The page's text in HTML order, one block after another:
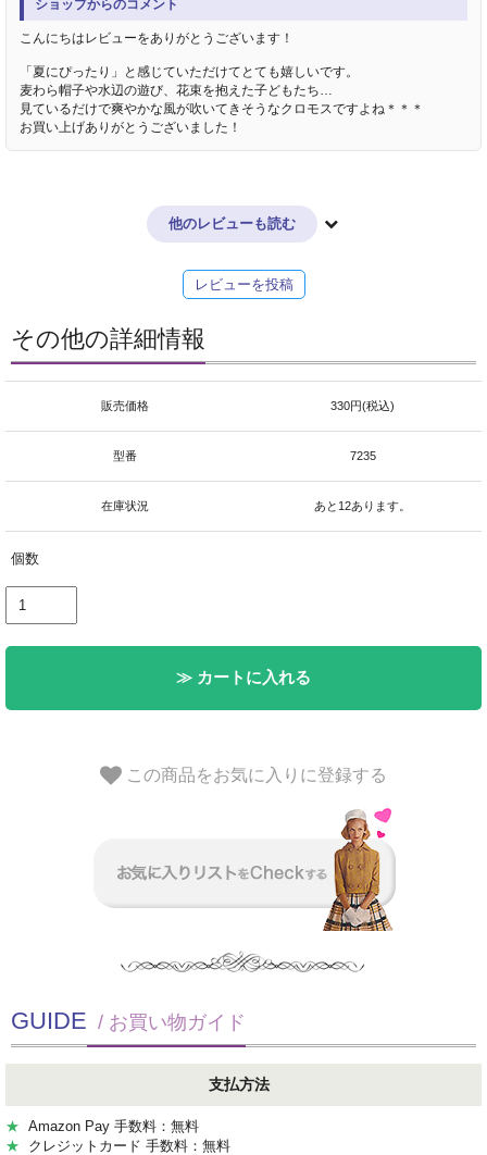
ショップからのコメント
こんにちはレビューをありがとうございます！
「夏にぴったり」と感じていただけてとても嬉しいです。
麦わら帽子や水辺の遊び、花束を抱えた子どもたち…
見ているだけで爽やかな風が吹いてきそうなクロモスですよね＊＊＊
お買い上げありがとうございました！
他のレビューも読む
レビューを投稿
その他の詳細情報
販売価格 330円(税込)
型番 7235
在庫状況 あと12あります。
個数
≫ カートに入れる
この商品をお気に入りに登録する
GUIDE / お買い物ガイド
支払方法
★ Amazon Pay 手数料：無料
★ クレジットカード 手数料：無料